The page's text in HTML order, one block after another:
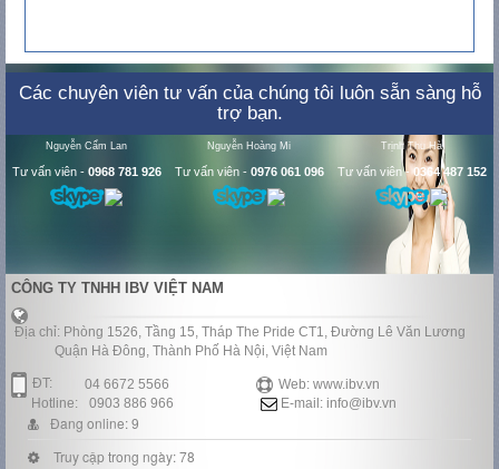
Các chuyên viên tư vấn của chúng tôi luôn sẵn sàng hỗ
trợ bạn.
Nguyễn Cẩm Lan
Tư vấn viên- 0968 781 926
Nguyễn Hoàng Mi
Tư vấn viên- 0976 061 096
Trịnh Thu Hà
Tư vấn viên-0364 487 152
CÔNG TY TNHH IBV VIỆT NAM
Địa chỉ: Phòng 1526, Tầng 15, Tháp The Pride CT1, Đường Lê Văn Lương
Quận Hà Đông, Thành Phố Hà Nội, Việt Nam
ĐT: 04 6672 5566
Web: www.ibv.vn
Hotline:
0903 886 966 E-mail: info@ibv.vn
Đang online: 9
Truy cập trong ngày: 78